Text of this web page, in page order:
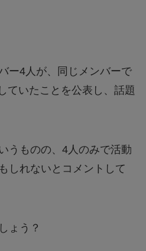
ー4人が、同じメンバーで
ていたことを公表し、話題
うものの、4人のみで活動
しれないとコメントして
ょう？